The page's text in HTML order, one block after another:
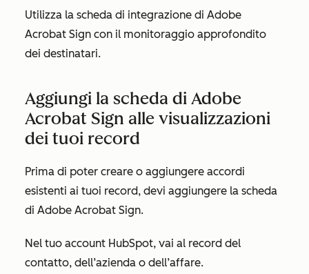
Utilizza la scheda di integrazione di Adobe
Acrobat Sign con il monitoraggio approfondito
dei destinatari.
Aggiungi la scheda di Adobe
Acrobat Sign alle visualizzazioni
dei tuoi record
Prima di poter creare o aggiungere accordi
esistenti ai tuoi record, devi aggiungere la scheda
di Adobe Acrobat Sign.
Nel tuo account HubSpot, vai al record del
contatto, dell’azienda o dell’affare.